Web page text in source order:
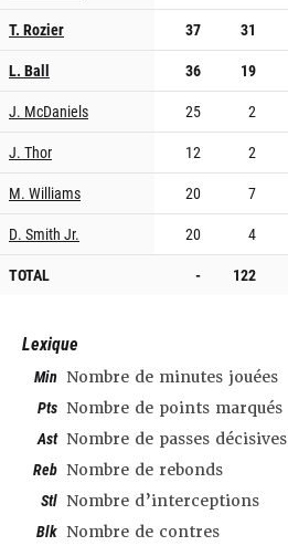
T. Rozier
37 31
L. Ball
36 19
J. McDaniels
25 2
J. Thor
12 2
M. Williams
20 7
D. Smith Jr.
20 4
TOTAL
- 122
Lexique
Min Nombre de minutes jouées
Pts Nombre de points marqués
Ast Nombre de passes décisives
Reb Nombre de rebonds
Stl Nombre d’interceptions
Blk Nombre de contres